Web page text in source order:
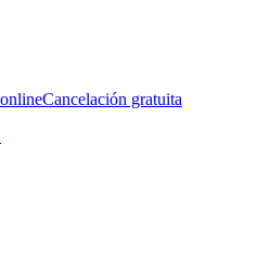
Cancelación gratuita